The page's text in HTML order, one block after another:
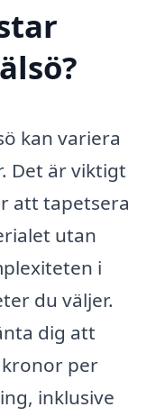
kan variera
Det är viktigt
att tapetsera
utan
i
du väljer.
dig att
kronor per
inklusive